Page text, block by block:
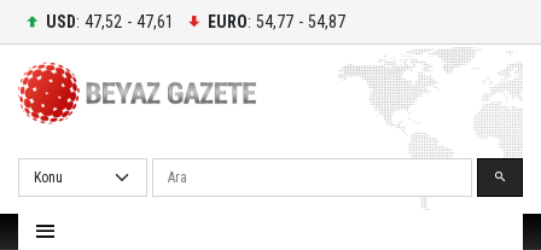
USD: 47,52 - 47,61 EURO: 54,77 - 54,87
Ara